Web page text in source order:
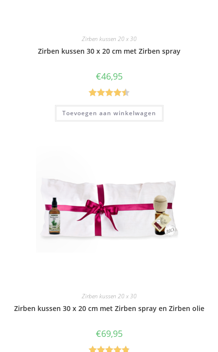
Zirben kussen 20 x 30
Zirben kussen 30 x 20 cm met Zirben spray
€46,95
Gewaardee
rd4.50 uit
Toevoegen aan winkelwagen
Zirben kussen 20 x 30
Zirben kussen 30 x 20 cm met Zirben spray en Zirben olie
€69,95